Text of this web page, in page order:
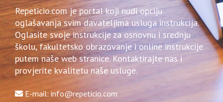
Repeticio.com je portal koji nudi opciju
oglašavanja svim davateljima usluga instrukcija.
Oglasite svoje instrukcije za osnovnu i srednju
školu, fakultetsko obrazovanje i online instrukcije
putem naše web stranice. Kontaktirajte nas i
provjerite kvalitetu naše usluge.
E-mail: info@repeticio.com